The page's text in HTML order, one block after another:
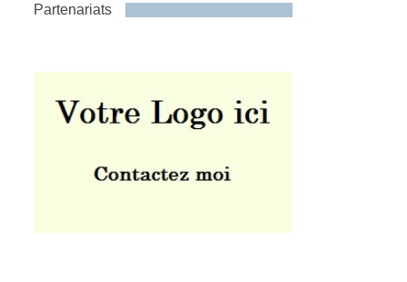
Partenariats